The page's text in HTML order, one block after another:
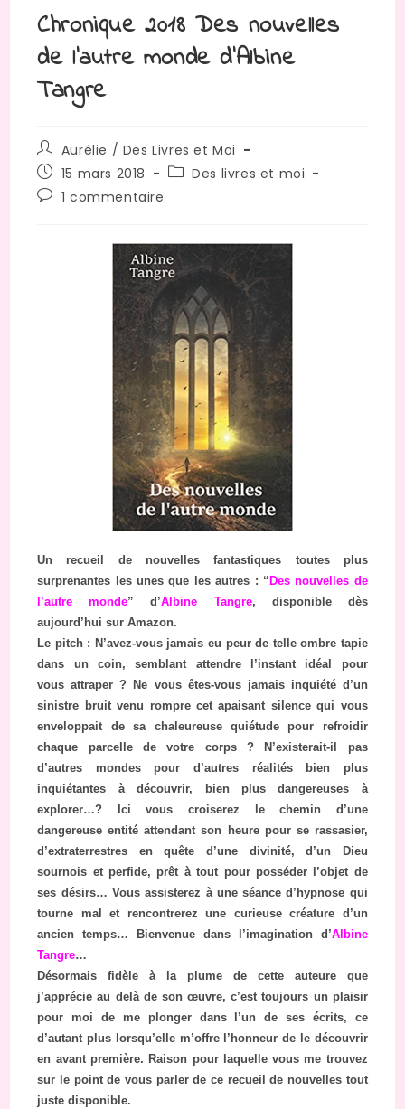
Chronique 2018 Des nouvelles
de l’autre monde d’Albine
Tangre
Auteur/autrice
de
la
publication :
Aurélie / Des Livres et Moi
Publication
publiée :
15 mars 2018
PostDes livres et moi
Commentaires
publication :
1 commentaire
Un recueil de nouvelles fantastiques toutes plus
surprenantes les unes que les autres : “ Des nouvelles de
l’autre monde” d’Albine Tangre, disponible dès
aujourd’hui sur Amazon.
Le pitch : N’avez-vous jamais eu peur de telle ombre tapie
dans un coin, semblant attendre l’instant idéal pour
vous attraper ? Ne vous êtes-vous jamais inquiété d’un
sinistre bruit venu rompre cet apaisant silence qui vous
enveloppait de sa chaleureuse quiétude pour refroidir
chaque parcelle de votre corps ? N’existerait-il pas
d’autres mondes pour d’autres réalités bien plus
inquiétantes à découvrir, bien plus dangereuses à
explorer…? Ici vous croiserez le chemin d’une
dangereuse entité attendant son heure pour se rassasier,
d’extraterrestres en quête d’une divinité, d’un Dieu
sournois et perfide, prêt à tout pour posséder l’objet de
ses désirs… Vous assisterez à une séance d’hypnose qui
tourne mal et rencontrerez une curieuse créature d’un
ancien temps… Bienvenue dans l’imagination d’Albine
Tangre…
Désormais fidèle à la plume de cette auteure que
j’apprécie au delà de son œuvre, c’est toujours un plaisir
pour moi de me plonger dans l’un de ses écrits, ce
d’autant plus lorsqu’elle m’offre l’honneur de le découvrir
en avant première. Raison pour laquelle vous me trouvez
sur le point de vous parler de ce recueil de nouvelles tout
juste disponible.